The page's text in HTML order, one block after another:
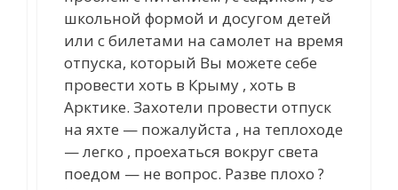
школьной формой и досугом детей
или с билетами на самолет на время
отпуска, который Вы можете себе
провести хоть в Крыму , хоть в
Арктике. Захотели провести отпуск
на яхте — пожалуйста , на теплоходе
— легко , проехаться вокруг света
поедом — не вопрос. Разве плохо ?